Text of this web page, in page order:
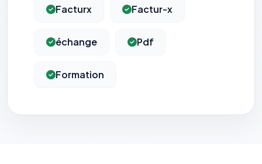
Facturx Factur-x
échange Pdf
Formation